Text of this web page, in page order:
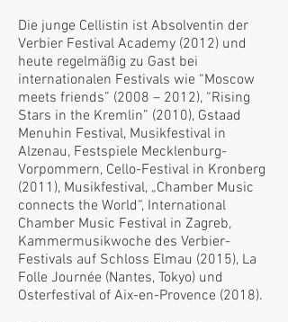
Die junge Cellistin ist Absolventin der
Verbier Festival Academy (2012) und
heute regelmäßig zu Gast bei
internationalen Festivals wie “Moscow
meets friends” (2008 – 2012), “Rising
Stars in the Kremlin” (2010), Gstaad
Menuhin Festival, Musikfestival in
Alzenau, Festspiele Mecklenburg-
Vorpommern, Cello-Festival in Kronberg
(2011), Musikfestival, „Chamber Music
connects the World“, International
Chamber Music Festival in Zagreb,
Kammermusikwoche des Verbier-
Festivals auf Schloss Elmau (2015), La
Folle Journée (Nantes, Tokyo) und
Osterfestival of Aix-en-Provence (2018).